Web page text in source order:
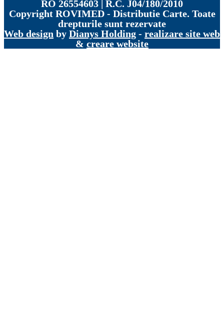
RO 26554603 | R.C. J04/180/2010
Copyright ROVIMED - Distributie Carte. Toate
drepturile sunt rezervate
Web design by Dianys Holding - realizare site web
& creare website